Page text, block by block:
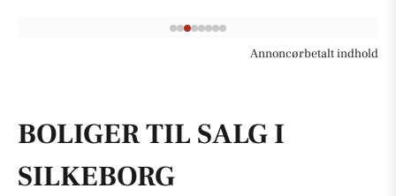
Annoncørbetalt indhold
BOLIGER TIL SALG I
SILKEBORG